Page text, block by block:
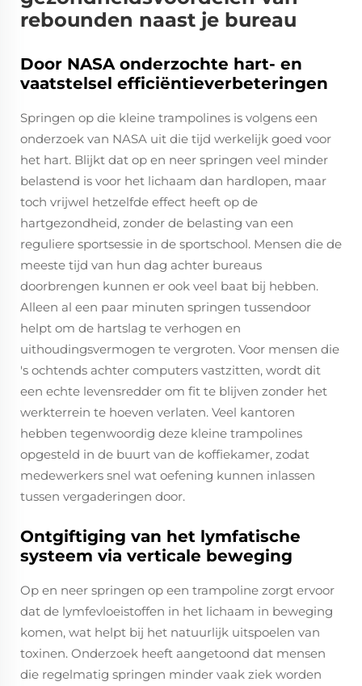
rebounden naast je bureau
Door NASA onderzochte hart- en
vaatstelsel efficiëntieverbeteringen
Springen op die kleine trampolines is volgens een
onderzoek van NASA uit die tijd werkelijk goed voor
het hart. Blijkt dat op en neer springen veel minder
belastend is voor het lichaam dan hardlopen, maar
toch vrijwel hetzelfde effect heeft op de
hartgezondheid, zonder de belasting van een
reguliere sportsessie in de sportschool. Mensen die de
meeste tijd van hun dag achter bureaus
doorbrengen kunnen er ook veel baat bij hebben.
Alleen al een paar minuten springen tussendoor
helpt om de hartslag te verhogen en
uithoudingsvermogen te vergroten. Voor mensen die
's ochtends achter computers vastzitten, wordt dit
een echte levensredder om fit te blijven zonder het
werkterrein te hoeven verlaten. Veel kantoren
hebben tegenwoordig deze kleine trampolines
opgesteld in de buurt van de koffiekamer, zodat
medewerkers snel wat oefening kunnen inlassen
tussen vergaderingen door.
Ontgiftiging van het lymfatische
systeem via verticale beweging
Op en neer springen op een trampoline zorgt ervoor
dat de lymfevloeistoffen in het lichaam in beweging
komen, wat helpt bij het natuurlijk uitspoelen van
toxinen. Onderzoek heeft aangetoond dat mensen
die regelmatig springen minder vaak ziek worden